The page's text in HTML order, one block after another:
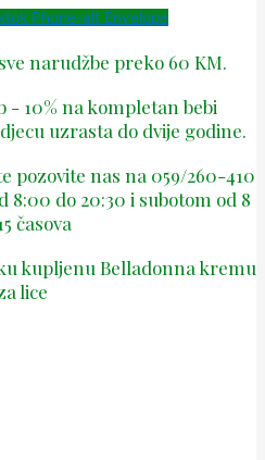
Phone-alt Envelope
narudžbe preko 60 KM.
- 10% na kompletan bebi
uzrasta do dvije godine.
pozovite nas na 059/260-410
do 20:30 i subotom od 8
časova
kupljenu Belladonna kremu
lice